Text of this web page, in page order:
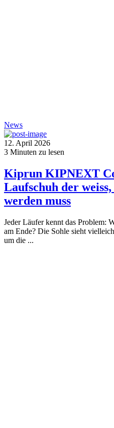
News
12. April 2026
3 Minuten zu lesen
Kiprun KIPNEXT
Laufschuh der
werden muss
Jeder Läufer kennt das Problem:
am Ende? Die Sohle sieht
um die ...